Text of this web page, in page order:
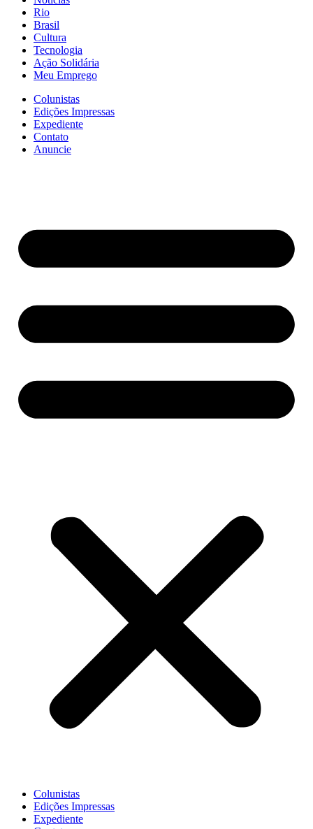
Rio
Brasil
Cultura
Tecnologia
Ação Solidária
Meu Emprego
Colunistas
Edições Impressas
Expediente
Contato
Anuncie
Colunistas
Edições Impressas
Expediente